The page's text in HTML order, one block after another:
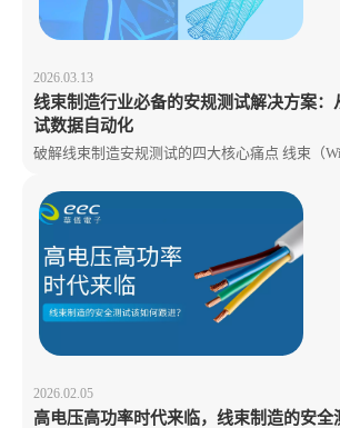
2026.03.13
线束制造行业必备的安规测试解决方案：
试数据自动化
破解线束制造安规测试的四大核心痛点 线束（
2026.02.05
高电压高功率时代来临，线束制造的安全